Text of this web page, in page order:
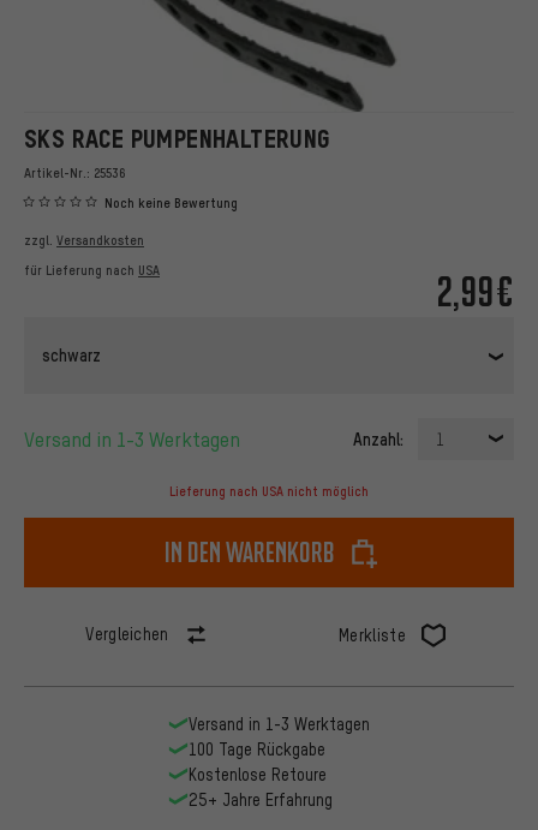
SKS RACE PUMPENHALTERUNG
Artikel-Nr.: 25536
Noch keine Bewertung
2,99€
zzgl. Versandkosten
für Lieferung nach USA
schwarz
Versand in 1-3 Werktagen Anzahl: 1
Lieferung nach USA nicht möglich
In den Warenkorb
Vergleichen Merkliste
Versand in 1-3 Werktagen
100 Tage Rückgabe
Kostenlose Retoure
25+ Jahre Erfahrung